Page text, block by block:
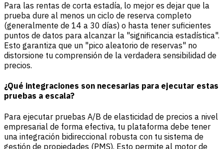
Para las rentas de corta estadía, lo mejor es dejar que la
prueba dure al menos un ciclo de reserva completo
(generalmente de 14 a 30 días) o hasta tener suficientes
puntos de datos para alcanzar la "significancia estadística".
Esto garantiza que un "pico aleatorio de reservas" no
distorsione tu comprensión de la verdadera sensibilidad de
precios.
¿Qué integraciones son necesarias para ejecutar estas
pruebas a escala?
Para ejecutar pruebas A/B de elasticidad de precios a nivel
empresarial de forma efectiva, tu plataforma debe tener
una integración bidireccional robusta con tu sistema de
gestión de propiedades (PMS). Esto permite al motor de